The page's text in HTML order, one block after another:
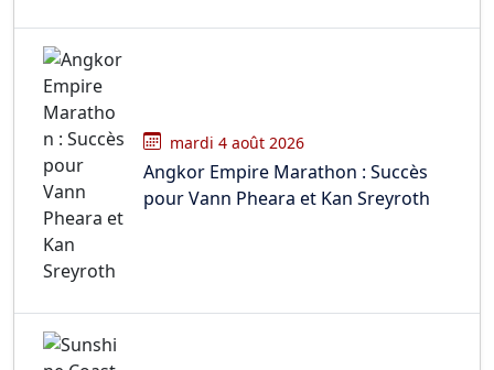
mardi 4 août 2026
Angkor Empire Marathon : Succès
pour Vann Pheara et Kan Sreyroth